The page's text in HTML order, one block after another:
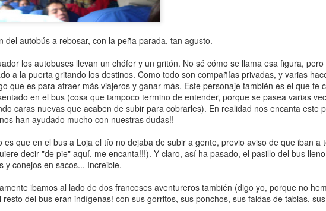
del autobús a rebosar, con la peña parada, tan agusto.
los autobuses llevan un chófer y un gritón. No sé cómo se llama esa figura,
a la puerta gritando los destinos. Como todo son compañías privadas, y varias
que es para atraer más viajeros y ganar más. Este personaje también es el que te
en el bus (cosa que tampoco termino de entender, porque se pasea varias
caras nuevas que acaben de subir para cobrarles). En realidad nos encanta este
han ayudado mucho con nuestras dudas!!
es que en el bus a Loja el tío no dejaba de subir a gente, previo aviso de que iban a
decir "de pie" aquí, me encanta!!!). Y claro, así ha pasado, el pasillo del bus
y conejos en sacos... Increible.
ibamos al lado de dos franceses aventureros también (digo yo, porque no
resto del bus eran indígenas! con sus gorritos, sus ponchos, sus faldas de tablas,
-
-
sólo
por
SEP
30
Etapa 12. Subida al
Gokyo Ri. Gokyo -
Macherma
2013
Habíamos puesto la alarma del
pero no lo hace... No pasa nada,
porque uno de los chinos con los
SEP
29
Etapa 11. Thanang -
Gokyo
Nos despertamos a las 7 con los
ruidos de los chinos, que también
levantamos a las 8. Según el
mapa estamos muy cerca. Hay
SEP
27
Etapa 9. Dingboche - Dhugla - Dzongla
Jueves 26 de septiembre de 2013